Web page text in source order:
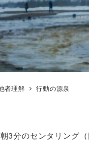
者理解 行動の源泉
3分のセンタリング